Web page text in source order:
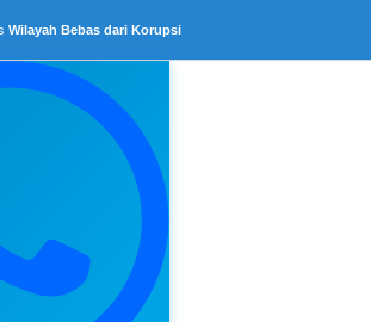
Wilayah Bebas dari Korupsi